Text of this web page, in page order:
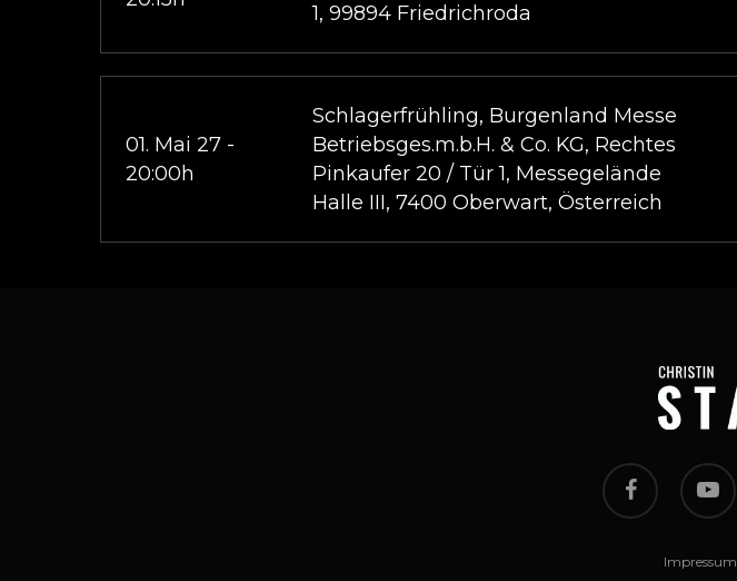
1, 99894 Friedrichroda
01. Mai 27 -
20:00h
Schlagerfrühling, Burgenland Messe
Betriebsges.m.b.H. & Co. KG, Rechtes
Pinkaufer 20 / Tür 1, Messegelände
Halle III, 7400 Oberwart, Österreich
facebook youtube
Impressum